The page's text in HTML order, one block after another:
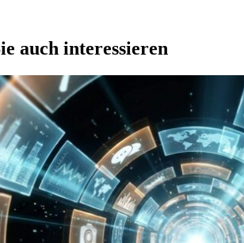
auch interessieren